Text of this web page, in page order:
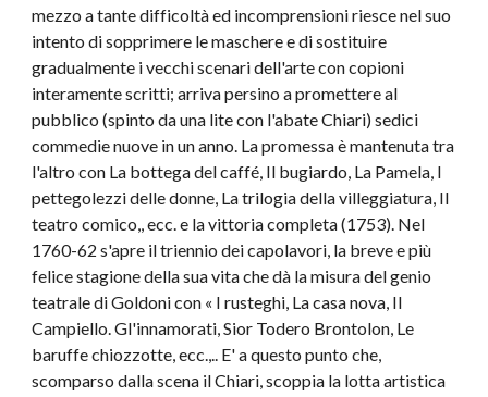
mezzo a tante difficoltà ed incomprensioni riesce nel suo
intento di sopprimere le maschere e di sostituire
gradualmente i vecchi scenari dell'arte con copioni
interamente scritti; arriva persino a promettere al
pubblico (spinto da una lite con l'abate Chiari) sedici
commedie nuove in un anno. La promessa è mantenuta tra
l'altro con La bottega del caffé, Il bugiardo, La Pamela, I
pettegolezzi delle donne, La trilogia della villeggiatura, Il
teatro comico,, ecc. e la vittoria completa (1753). Nel
1760-62 s'apre il triennio dei capolavori, la breve e più
felice stagione della sua vita che dà la misura del genio
teatrale di Goldoni con « I rusteghi, La casa nova, Il
Campiello. Gl'innamorati, Sior Todero Brontolon, Le
baruffe chiozzotte, ecc.,.. E' a questo punto che,
scomparso dalla scena il Chiari, scoppia la lotta artistica